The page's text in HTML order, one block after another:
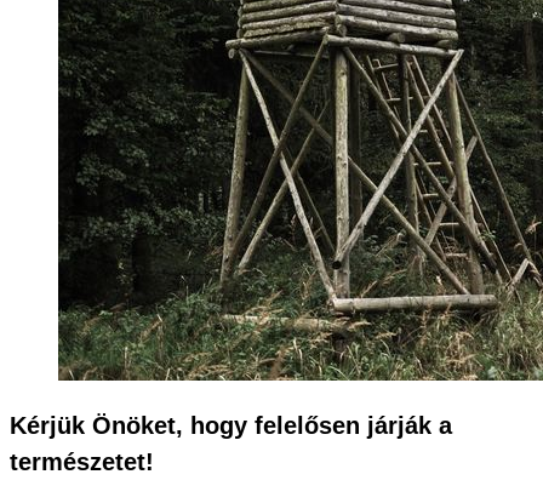
Kérjük Önöket, hogy felelősen járják a
természetet!